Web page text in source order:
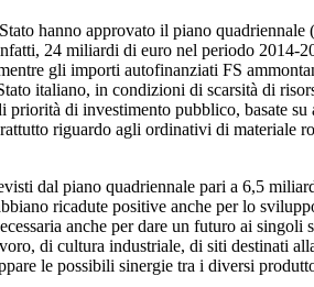
approvato il piano quadriennale
24 miliardi di euro nel periodo 2014-
gli importi autofinanziati FS
italiano, in condizioni di scarsità di
di investimento pubblico, basate su
riguardo agli ordinativi di materiale
piano quadriennale pari a 6,5 miliardi
ricadute positive anche per lo
anche per dare un futuro ai singoli
di cultura industriale, di siti destinati
le possibili sinergie tra i diversi